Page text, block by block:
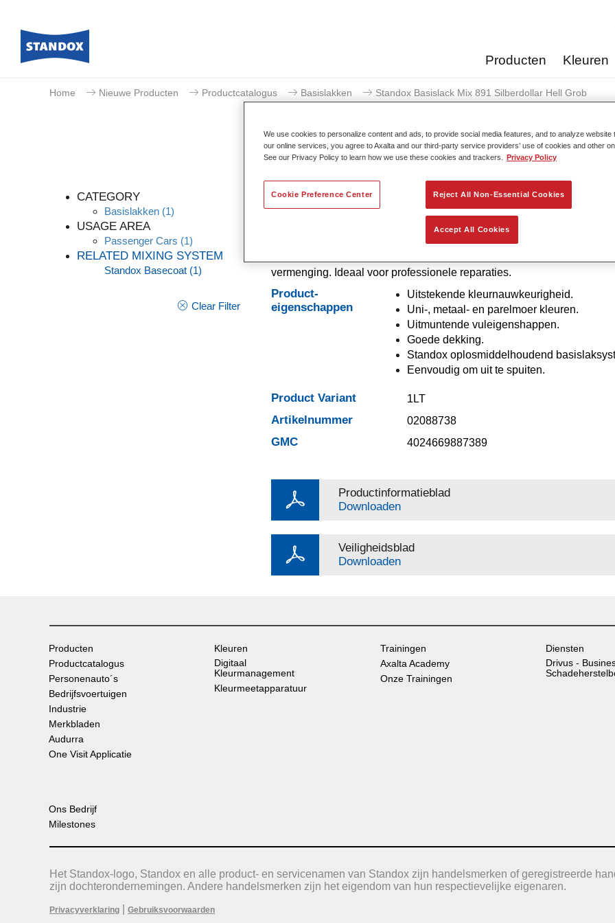
Producten Kleuren
Home Nieuwe Producten Productcatalogus Basislakken Standox Basislack Mix 891 Silberdollar Hell Grob
CATEGORY
Basislakken (1)
USAGE AREA
Passenger Cars (1)
RELATED MIXING SYSTEM
Standox Basecoat (1)
Clear Filter
Standox Basislack Mix 891
Een conventionele menglak met uitstekende vuleigenschappen en
vermenging. Ideaal voor professionele reparaties.
Product-
eigenschappen
Uitstekende kleurnauwkeurigheid.
Uni-, metaal- en parelmoer kleuren.
Uitmuntende vuleigenshappen.
Goede dekking.
Standox oplosmiddelhoudend
Eenvoudig om uit te spuiten.
Product Variant 1LT
Artikelnummer 02088738
GMC 4024669887389
Productinformatieblad
Downloaden
Veiligheidsblad
Downloaden
Producten
Productcatalogus
Personenauto´s
Bedrijfsvoertuigen
Industrie
Merkbladen
Audurra
One Visit Applicatie
Kleuren
Digitaal
Kleurmanagement
Kleurmeetapparatuur
Trainingen
Axalta Academy
Onze Trainingen
Diensten
Drivus -
Ons Bedrijf
Milestones
Het Standox-logo, Standox en alle product- en servicenamen van Standox zijn handelsmerken of geregistreerde
zijn dochterondernemingen. Andere handelsmerken zijn het eigendom van hun respectievelijke eigenaren.
Privacyverklaring Gebruiksvoorwaarden
We use cookies to personalize content and ads, to provide social media features, and to analyze website
our online services, you agree to Axalta and our third-party service providers’ use of cookies and other
See our Privacy Policy to learn how we use these cookies and trackers.
Privacy Policy
Reject All Non-Essential Cookies
Accept All Cookies
Cookie Preference Center